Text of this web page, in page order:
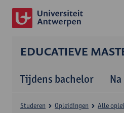
EDUCATIEVE
Tijdens bachelor
Studeren Opleidingen Alle